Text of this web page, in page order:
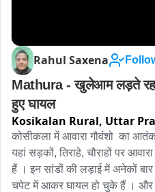
Rahul Saxena
Mathura - खुलेआम लड़ते
हुए घायल
Kosikalan Rural, Uttar
कोसीकला में आवारा गौवंशो  का आतंक
यहां सड़कों, तिराहे, चौराहों पर
हैं । इन सांडों की लड़ाई में अनेकों बार
चपेट में आकर घायल हो चुके हैं । और